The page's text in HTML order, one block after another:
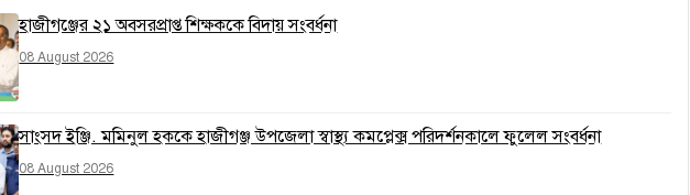
হাজীগঞ্জের ২১ অবসরপ্রাপ্ত শিক্ষককে বিদায় সংবর্ধনা
08 August 2026
সাংসদ ইঞ্জি. মমিনুল হককে হাজীগঞ্জ উপজেলা স্বাস্থ্য কমপ্লেক্স পরিদর্শনকালে ফুলেল সংবর্ধনা
08 August 2026